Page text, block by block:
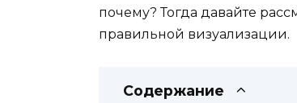
почему? Тогда давайте
правильной визуализации.
Содержание